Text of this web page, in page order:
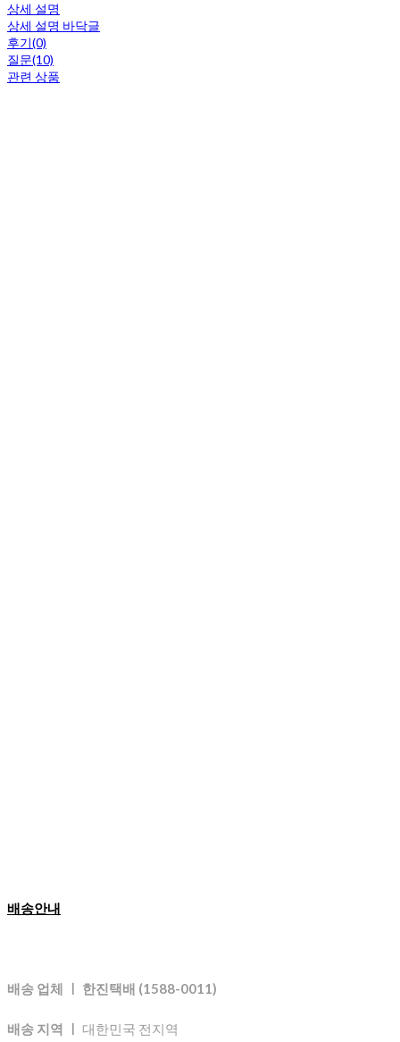
상세 설명
상세 설명 바닥글
후기(0)
질문(10)
관련 상품
배송안내
배송 업체 ㅣ 한진택배 (1588-0011)
배송 지역 ㅣ 대한민국 전지역